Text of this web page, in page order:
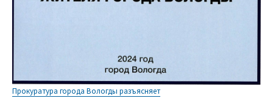
Прокуратура города Вологды разъясняет